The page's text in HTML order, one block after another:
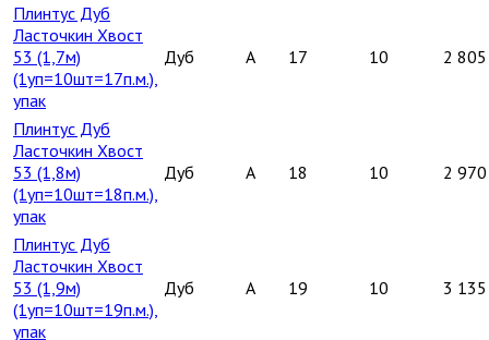
Плинтус Дуб
Ласточкин Хвост
53 (1,7м)
(1уп=10шт=17п.м.),
упак
Дуб A 17 10 2 805
Плинтус Дуб
Ласточкин Хвост
53 (1,8м)
(1уп=10шт=18п.м.),
упак
Дуб A 18 10 2 970
Плинтус Дуб
Ласточкин Хвост
53 (1,9м)
(1уп=10шт=19п.м.),
упак
Дуб A 19 10 3 135